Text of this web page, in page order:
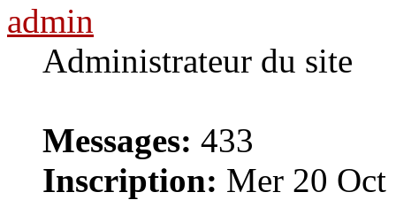
admin
Administrateur du site
Messages: 433
Inscription: Mer 20 Oct